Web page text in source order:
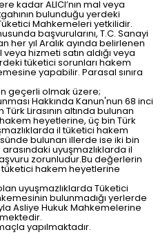
kadar ALICI’nın mal veya
bulunduğu yerdeki
Mahkemeleri yetkilidir.
başvurularını, T.C. Sanayi
her yıl Aralık ayında belirlenen
hizmeti satın aldığı veya
tüketici sorunları hakem
yapabilir. Parasal sınıra
geçerli olmak üzere;
Hakkında Kanun'nun 68 inci
Lirasının altında bulunan
heyetlerine, üç bin Türk
il tüketici hakem
bulunan illerde ise iki bin
arasındaki uyuşmazlıklarda il
zorunludur.Bu değerlerin
hakem heyetlerine
uyuşmazlıklarda Tüketici
bulunmadığı yerlerde
Asliye Hukuk Mahkemelerine
yapılmaktadır.